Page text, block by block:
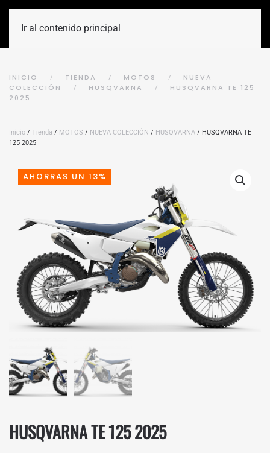
Ir al contenido principal
INICIO TIENDA MOTOS
NUEVA
COLECCIÓN
HUSQVARNA
HUSQVARNA TE 125
2025
Inicio / Tienda / MOTOS / NUEVA COLECCIÓN / HUSQVARNA / HUSQVARNA TE
125 2025
AHORRAS UN 13%
HUSQVARNA TE 125 2025